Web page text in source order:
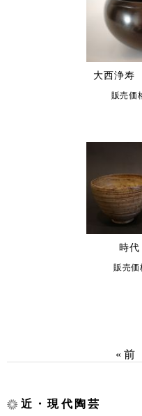
大西浄寿
販売価
時
販売
« 前
近・現代陶芸